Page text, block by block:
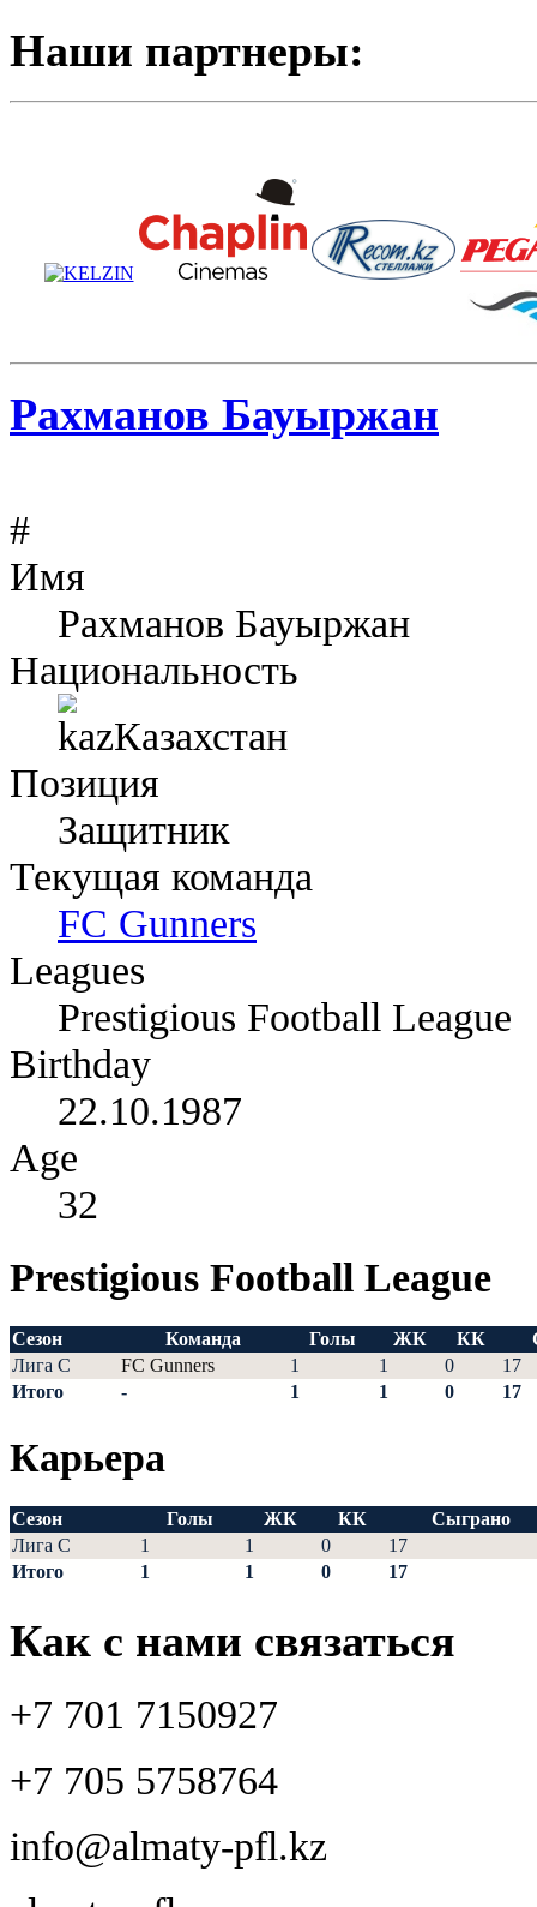
Наши партнеры:
Рахманов Бауыржан
#
Имя
Рахманов Бауыржан
Национальность
Казахстан
Позиция
Защитник
Текущая команда
FC Gunners
Leagues
Prestigious Football League
Birthday
22.10.1987
Age
32
Prestigious Football League
Сезон Команда Голы ЖК КК
Лига С
FC Gunners 1 1 0
17
Итого
- 1 1 0 17
Карьера
Сезон Голы ЖК КК
Сыграно
Лига С
1 1 0
17
Итого
1 1 0 17
Как с нами связаться
+7 701 7150927
+7 705 5758764
info@almaty-pfl.kz